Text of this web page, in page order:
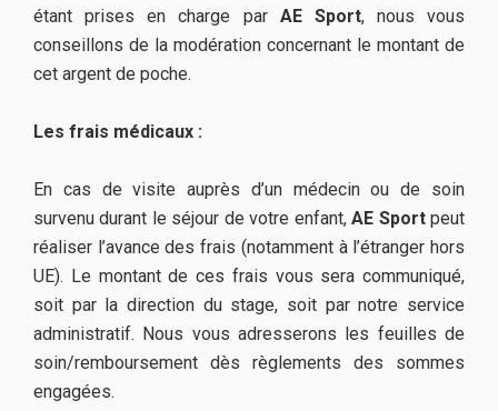
étant prises en charge par AE Sport, nous vous
conseillons de la modération concernant le montant de
cet argent de poche.
Les frais médicaux :
En cas de visite auprès d’un médecin ou de soin
survenu durant le séjour de votre enfant,AE Sportpeut
réaliser l’avance des frais (notamment à l’étranger hors
UE). Le montant de ces frais vous sera communiqué,
soit par la direction du stage, soit par notre service
administratif. Nous vous adresserons les feuilles de
soin/remboursement dès règlements des sommes
engagées.